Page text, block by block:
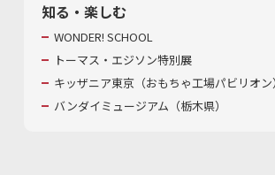
知る・楽しむ
WONDER! SCHOOL
トーマス・エジソン特別展
キッザニア東京（おもちゃ工場パビリオ
バンダイミュージアム（栃木県）